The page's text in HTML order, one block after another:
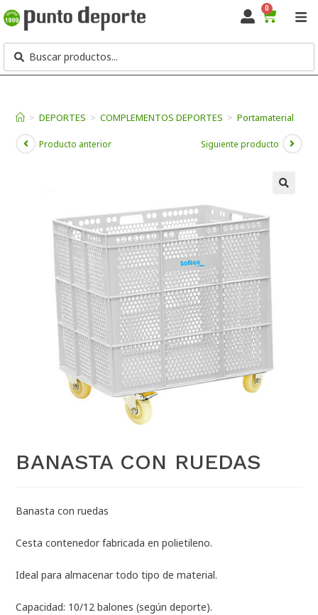
0
> DEPORTES > COMPLEMENTOS DEPORTES > Portamaterial
Producto anterior Siguiente producto
BANASTA CON RUEDAS
Banasta con ruedas
Cesta contenedor fabricada en polietileno.
Ideal para almacenar todo tipo de material.
Capacidad: 10/12 balones (según deporte).